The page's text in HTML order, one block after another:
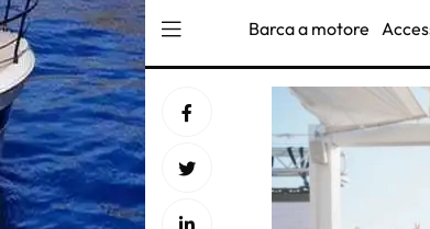
Barca a motore